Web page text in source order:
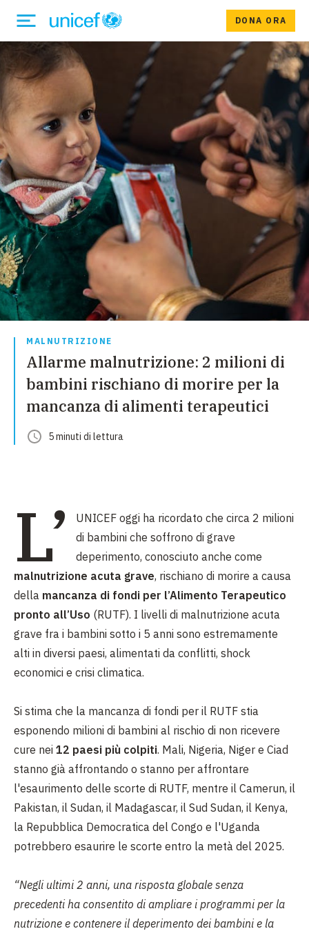
DONA ORA
MALNUTRIZIONE
Allarme malnutrizione: 2 milioni di
bambini rischiano di morire per la
mancanza di alimenti terapeutici
5minuti di lettura
L’
UNICEF oggi ha ricordato che circa 2 milioni
di bambini che soffrono di grave
deperimento, conosciuto anche come
malnutrizione acuta grave, rischiano di morire a causa
della mancanza di fondi per l’Alimento Terapeutico
pronto all’Uso (RUTF). I livelli di malnutrizione acuta
grave fra i bambini sotto i 5 anni sono estremamente
alti in diversi paesi, alimentati da conflitti, shock
economici e crisi climatica.
Si stima che la mancanza di fondi per il RUTF stia
esponendo milioni di bambini al rischio di non ricevere
cure nei 12 paesi più colpiti. Mali, Nigeria, Niger e Ciad
stanno già affrontando o stanno per affrontare
l'esaurimento delle scorte di RUTF, mentre il Camerun, il
Pakistan, il Sudan, il Madagascar, il Sud Sudan, il Kenya,
la Repubblica Democratica del Congo e l'Uganda
potrebbero esaurire le scorte entro la metà del 2025.
“Negli ultimi 2 anni, una risposta globale senza
precedenti ha consentito di ampliare i programmi per la
nutrizione e contenere il deperimento dei bambini e la